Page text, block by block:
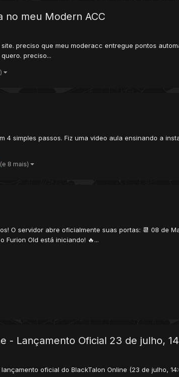
no meu Modern ACC
preciso que meu moderacc entregue pontos
preciso...
4 simples passos. Fiz uma video aula ensinando a
(e 8 mais)
O servidor abre oficialmente suas portas: 📆 08 de
Furion Old está iniciando! 🔥...
- Lançamento Oficial 23 de julho,
oficial do BlackTalon Online (23 de julho,